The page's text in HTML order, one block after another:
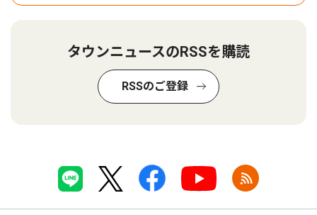
タウンニュースのRSSを購読
RSSのご登録